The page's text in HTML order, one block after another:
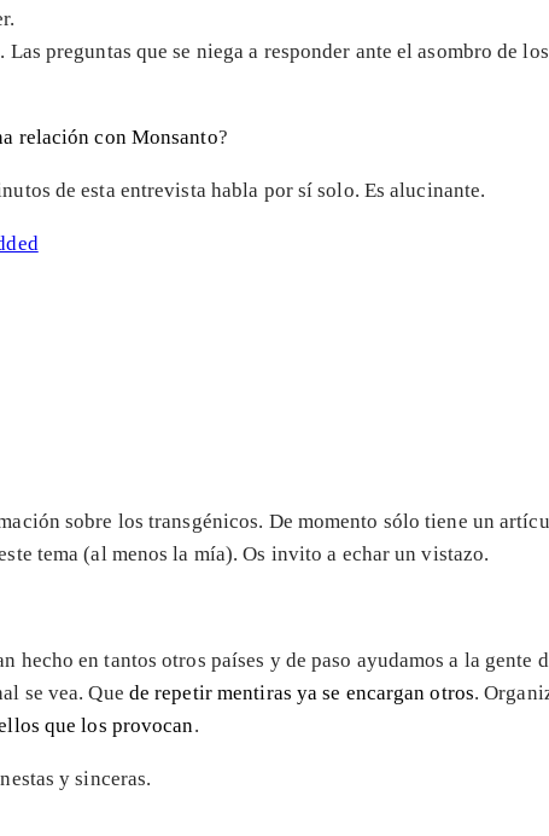
preguntas que se niega a responder ante el asombro de
relación con Monsanto?
de esta entrevista habla por sí solo. Es alucinante.
sobre los transgénicos. De momento sólo tiene un
tema (al menos la mía). Os invito a echar un vistazo.
en tantos otros países y de paso ayudamos a la gente
se vea. Que de repetir mentiras ya se encargan otros.
que los provocan.
y sinceras.